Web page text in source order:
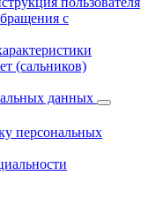
с
(сальников)
данных
персональных